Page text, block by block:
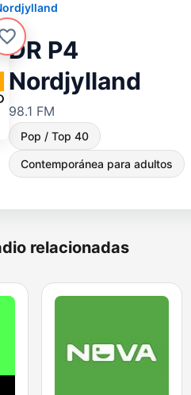
DR P4
Nordjylland
98.1 FM
Pop / Top 40
Contemporánea para adultos
relacionadas